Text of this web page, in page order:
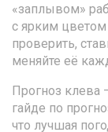
«заплывом»
с ярким цветом
проверить,
меняйте её
Прогноз
гайде по
что лучшая